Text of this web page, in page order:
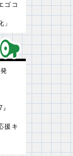
ゴコ
」
援キ